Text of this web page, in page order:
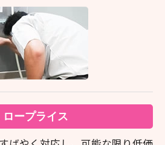
ロープライス